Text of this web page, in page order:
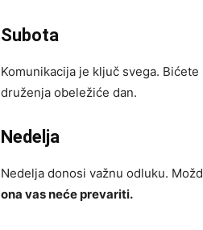
Subota
Komunikacija je ključ svega.
druženja obeležiće dan.
Nedelja
Nedelja donosi važnu odluku.
ona vas neće prevariti.